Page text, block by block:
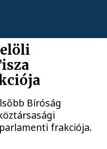
Bíróság
frakciója.